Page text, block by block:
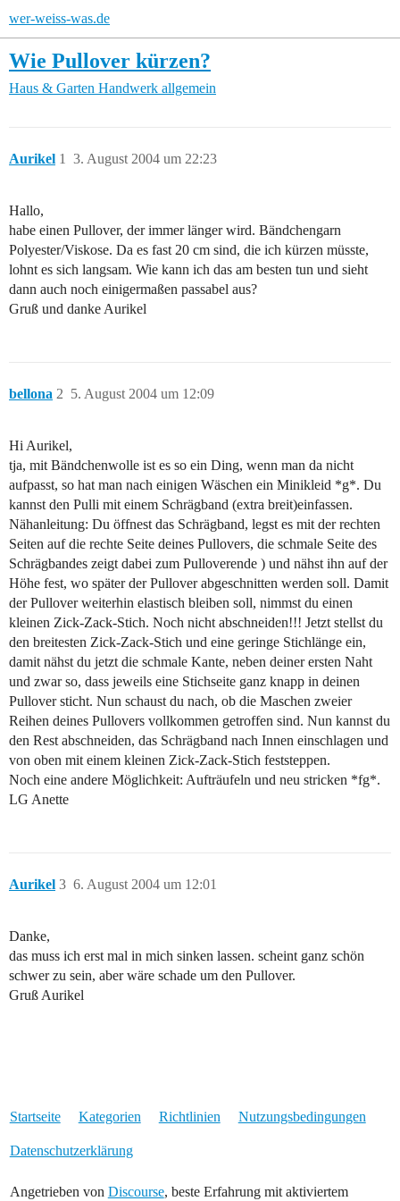
wer-weiss-was.de
Wie Pullover kürzen?
Haus & Garten Handwerk allgemein
Aurikel 3. August 2004 um 22:23
1
Hallo,
habe einen Pullover, der immer länger wird. Bändchengarn
Polyester/Viskose. Da es fast 20 cm sind, die ich kürzen müsste,
lohnt es sich langsam. Wie kann ich das am besten tun und sieht
dann auch noch einigermaßen passabel aus?
Gruß und danke Aurikel
bellona 5. August 2004 um 12:09
2
Hi Aurikel,
tja, mit Bändchenwolle ist es so ein Ding, wenn man da nicht
aufpasst, so hat man nach einigen Wäschen ein Minikleid *g*. Du
kannst den Pulli mit einem Schrägband (extra breit)einfassen.
Nähanleitung: Du öffnest das Schrägband, legst es mit der rechten
Seiten auf die rechte Seite deines Pullovers, die schmale Seite des
Schrägbandes zeigt dabei zum Pulloverende ) und nähst ihn auf der
Höhe fest, wo später der Pullover abgeschnitten werden soll. Damit
der Pullover weiterhin elastisch bleiben soll, nimmst du einen
kleinen Zick-Zack-Stich. Noch nicht abschneiden!!! Jetzt stellst du
den breitesten Zick-Zack-Stich und eine geringe Stichlänge ein,
damit nähst du jetzt die schmale Kante, neben deiner ersten Naht
und zwar so, dass jeweils eine Stichseite ganz knapp in deinen
Pullover sticht. Nun schaust du nach, ob die Maschen zweier
Reihen deines Pullovers vollkommen getroffen sind. Nun kannst du
den Rest abschneiden, das Schrägband nach Innen einschlagen und
von oben mit einem kleinen Zick-Zack-Stich feststeppen.
Noch eine andere Möglichkeit: Aufträufeln und neu stricken *fg*.
LG Anette
Aurikel 6. August 2004 um 12:01
3
Danke,
das muss ich erst mal in mich sinken lassen. scheint ganz schön
schwer zu sein, aber wäre schade um den Pullover.
Gruß Aurikel
Startseite Kategorien Richtlinien Nutzungsbedingungen
Datenschutzerklärung
Angetrieben von Discourse, beste Erfahrung mit aktiviertem